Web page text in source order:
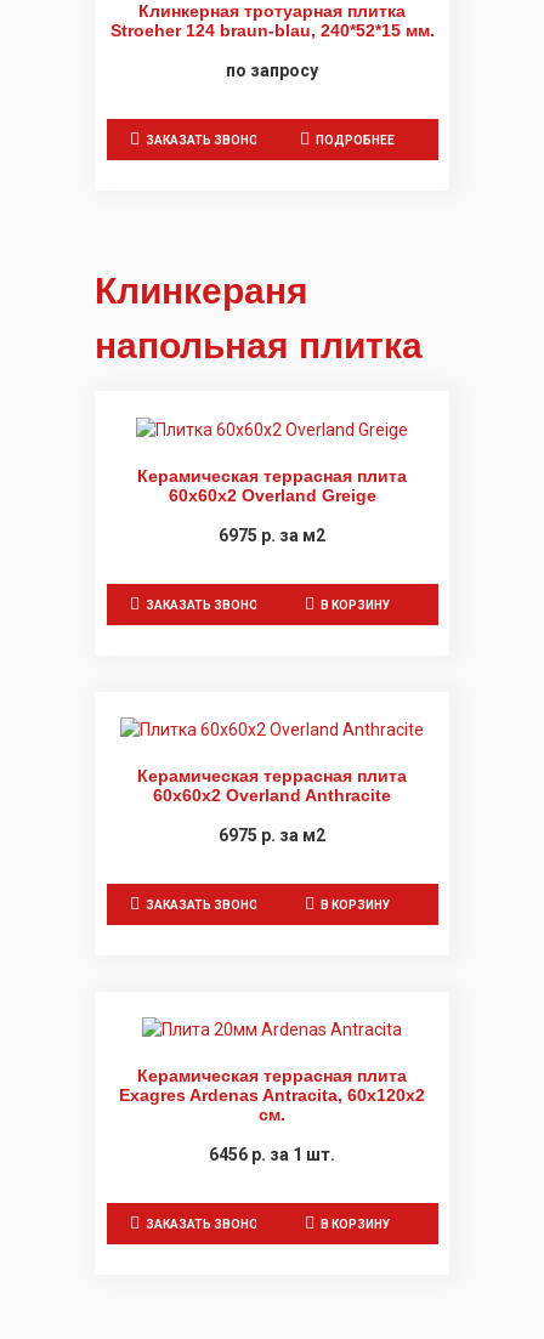
Клинкерная тротуарная плитка
Stroeher 124 braun-blau, 240*52*15 мм.
по запросу
ЗАКАЗАТЬ ЗВОНОК ПОДРОБНЕЕ
Клинкераня
напольная плитка
Керамическая террасная плита
60x60x2 Overland Greige
6975 р. за м2
ЗАКАЗАТЬ ЗВОНОК В КОРЗИНУ
Керамическая террасная плита
60x60x2 Overland Anthracite
6975 р. за м2
ЗАКАЗАТЬ ЗВОНОК В КОРЗИНУ
Керамическая террасная плита
Exagres Ardenas Antracita, 60x120x2
см.
6456 р. за 1 шт.
ЗАКАЗАТЬ ЗВОНОК В КОРЗИНУ